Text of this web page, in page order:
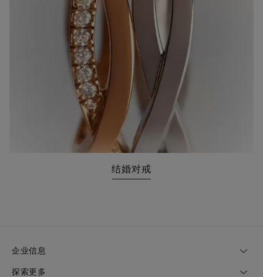
结婚对戒
企业信息
探索更多